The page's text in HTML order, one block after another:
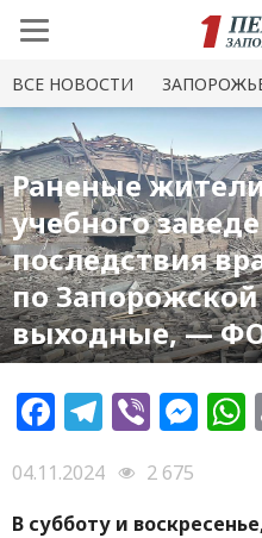
ВСЕ НОВОСТИ
Раненые
учебного
последствия
по Запорожской
выходные, —
Facebook
Viber
04.11.2024
2 675
В субботу и